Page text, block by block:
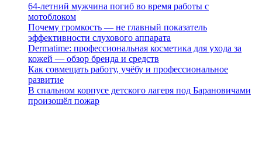
64-летний мужчина погиб во время работы с
мотоблоком
Почему громкость — не главный показатель
эффективности слухового аппарата
Dermatime: профессиональная косметика для ухода за
кожей — обзор бренда и средств
Как совмещать работу, учёбу и профессиональное
развитие
В спальном корпусе детского лагеря под Барановичами
произошёл пожар